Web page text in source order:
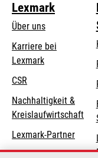
Lexmark
Über uns
Karriere bei
Lexmark
CSR
Nachhaltigkeit &
Kreislaufwirtschaft
Lexmark-Partner